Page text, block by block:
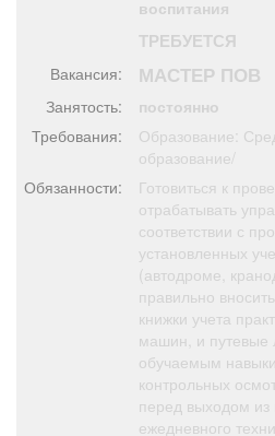
Обучение
Товары Поздравления
Я -
воспитания
ТРЕБУЕТСЯ
Вакансия: МАСТЕР ПОВ
Занятость:
постоянно
Требования:
Образование:
образование/
Обязанности:
Готовиться к
отрабатывать
соответствии с
установленных
(автодроме,
правильно
книжки учета
машин, и путевые
обучаемым
контрольных
перед выходом из
ежедневного